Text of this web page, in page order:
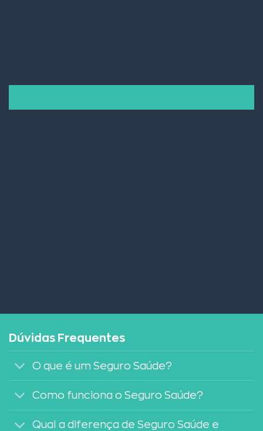
Dúvidas Frequentes
O que é um Seguro Saúde?
Como funciona o Seguro Saúde?
Qual a diferença de Seguro Saúde e